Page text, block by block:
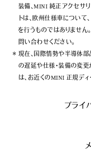
装備、MINI 純正アクセサ
トは、欧州仕様車について
を行うものではありません
問い合わせください。
現在、国際情勢や半導体部
の遅延や仕様・装備の変更
は、お近くのMINI 正規デ
プライ